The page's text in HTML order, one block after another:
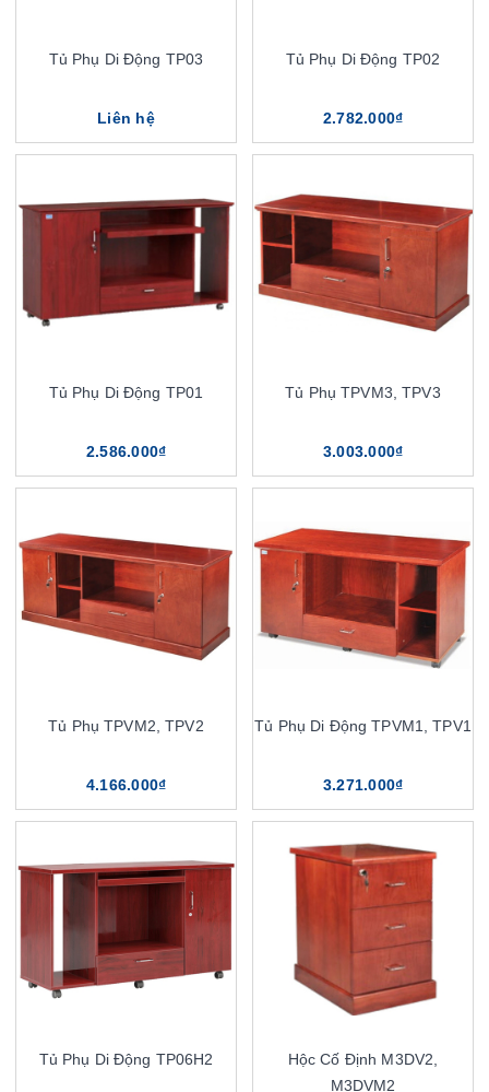
Tủ Phụ Di Động TP03
Liên hệ
Tủ Phụ Di Động TP02
2.782.000₫
Tủ Phụ Di Động TP01
2.586.000₫
Tủ Phụ TPVM3, TPV3
3.003.000₫
Tủ Phụ TPVM2, TPV2
4.166.000₫
Tủ Phụ Di Động TPVM1, TPV1
3.271.000₫
Tủ Phụ Di Động TP06H2
Hộc Cố Định M3DV2,
M3DVM2